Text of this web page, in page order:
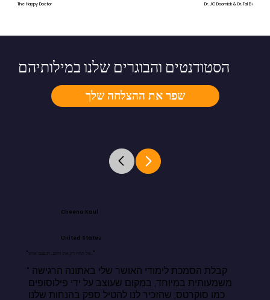
The Happy Doctor
Dr. JC Doornick & Dr. Tal Ben-
שפר את ההצלחה שלך
הסטודנטים והבוגרים שלנו במילותיהם
Cheena Kaul
United States
"אל תחיו רק את היום. תעצבו אותו."
"קבלת הסמכת לימודי האושר שלי באתונה הרגישה